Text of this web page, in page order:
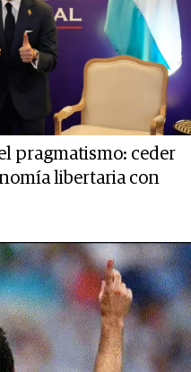
pragmatismo: ceder
libertaria con